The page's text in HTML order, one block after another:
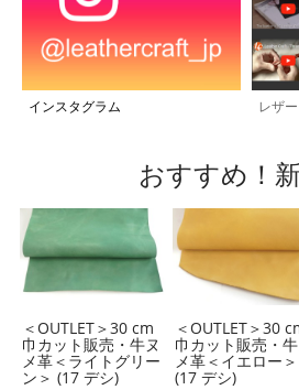
インスタグラム レザ
おすすめ！
＜OUTLET＞30 cm
巾カット販売・牛ヌ
メ革＜ライトグリー
ン＞ (17 デシ)
＜OUTLET＞30
巾カット販売・牛
メ革＜イエロー＞
(17 デシ)